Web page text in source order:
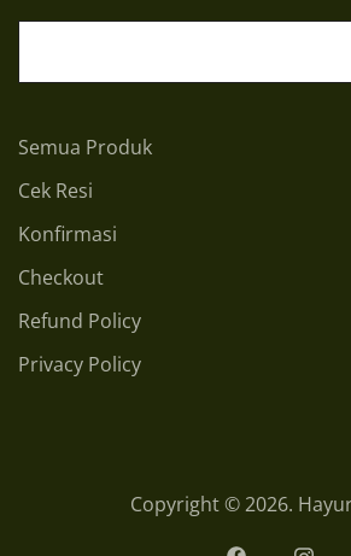
Semua Produk
Cek Resi
Konfirmasi
Checkout
Refund Policy
Privacy Policy
Copyright © 2026.